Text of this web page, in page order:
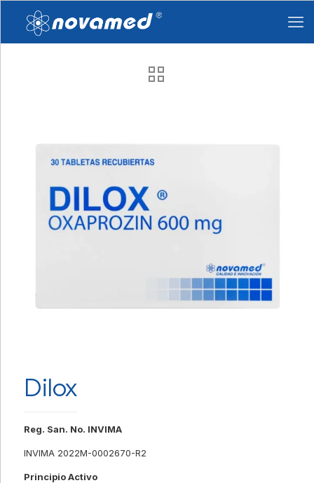
Dilox
Reg. San. No. INVIMA
INVIMA 2022M-0002670-R2
Principio Activo